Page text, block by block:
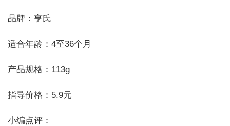
品牌：亨氏
适合年龄：4至36个月
产品规格：113g
指导价格：5.9元
小编点评：